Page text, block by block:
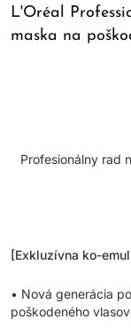
L'Oréal
maska na
Profesionálny rad
[Exkluzívna ko-
• Nová generácia
poškodeného